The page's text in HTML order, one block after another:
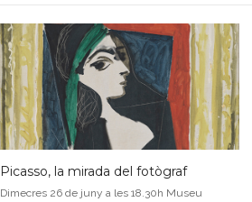
Picasso, la mirada del fotògraf
Dimecres 26 de juny a les 18.30h Museu